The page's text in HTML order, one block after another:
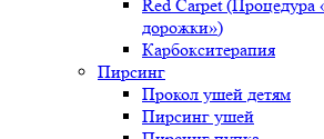
Red Carpet (Процедура
дорожки»)
Карбокситерапия
Пирсинг
Прокол ушей детям
Пирсинг ушей